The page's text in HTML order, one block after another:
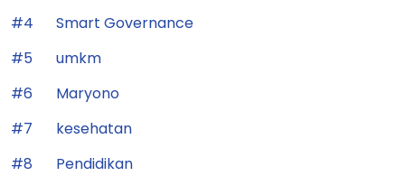
#4
Smart Governance
#5
umkm
#6
Maryono
#7
kesehatan
#8
Pendidikan